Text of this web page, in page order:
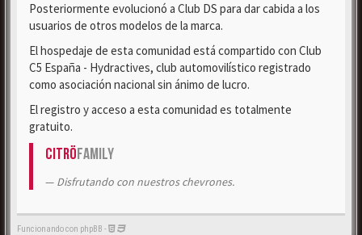
Posteriormente evolucionó a Club DS para dar cabida a los
usuarios de otros modelos de la marca.
El hospedaje de esta comunidad está compartido con Club
C5 España - Hydractives, club automovilístico registrado
como asociación nacional sin ánimo de lucro.
El registro y acceso a esta comunidad es totalmente
gratuito.
CitröFamily
Disfrutando con nuestros chevrones.
Funcionando con phpBB -